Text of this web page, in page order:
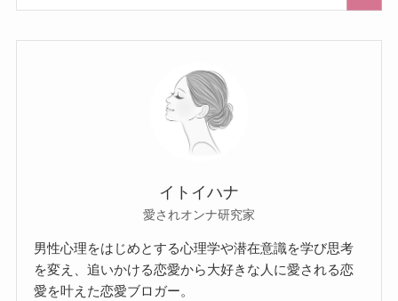
イトイハナ
愛されオンナ研究家
男性心理をはじめとする心理学や潜在意識を学び思考
を変え、追いかける恋愛から大好きな人に愛される恋
愛を叶えた恋愛ブロガー。